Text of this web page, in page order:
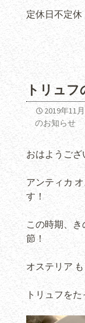
定休日不定休
トリュフ
2019年11
のお知らせ
おはようござ
アンティカ
す！
この時期、
節！
オステリア
トリュフを